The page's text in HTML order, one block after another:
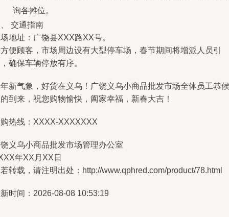
询各摊位。
交通指南
地址：广饶县XXX路XX号。
便顾客，市场周边设有大型停车场，春节期间将增派人员引
确保车辆停放有序。
新气象，好货在义乌！广饶义乌小商品批发市场全体员工恭候
到来，祝您购物愉快，阖家幸福，新春大吉！
热线：XXXX-XXXXXXX
义乌小商品批发市场管理办公室
年XX月XX日
转载，请注明出处：http://www.qphred.com/product/78.html
时间：2026-08-08 10:53:19